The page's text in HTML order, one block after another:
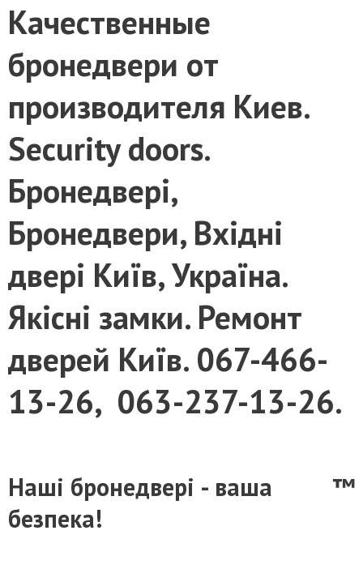
Качественные
бронедвери от
производителя Киев.
Security doors.
Бронедвері,
Бронедвери, Вхідні
двері Київ, Україна.
Якісні замки. Ремонт
дверей Київ. 067-466-
13-26, 063-237-13-26.
Наші бронедвері - ваша
безпека!
™